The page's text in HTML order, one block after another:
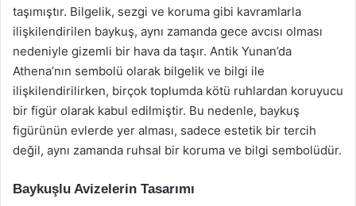
taşımıştır. Bilgelik, sezgi ve koruma gibi kavramlarla
ilişkilendirilen baykuş, aynı zamanda gece avcısı olması
nedeniyle gizemli bir hava da taşır. Antik Yunan’da
Athena’nın sembolü olarak bilgelik ve bilgi ile
ilişkilendirilirken, birçok toplumda kötü ruhlardan koruyucu
bir figür olarak kabul edilmiştir. Bu nedenle, baykuş
figürünün evlerde yer alması, sadece estetik bir tercih
değil, aynı zamanda ruhsal bir koruma ve bilgi sembolüdür.
Baykuşlu Avizelerin Tasarımı